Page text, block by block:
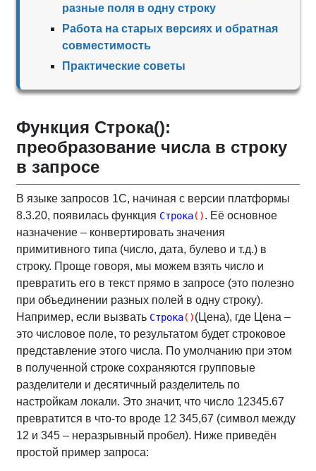
разные поля в одну строку
Работа на старых версиях и обратная
совместимость
Практические советы
Функция Строка():
преобразование числа в строку
в запросе
В языке запросов 1С, начиная с версии платформы
8.3.20, появилась функция Строка( ). Её основное
назначение – конвертировать значения
примитивного типа (число, дата, булево и т.д.) в
строку. Проще говоря, мы можем взять число и
превратить его в текст прямо в запросе (это полезно
при объединении разных полей в одну строку).
Например, если вызвать Строка( )(Цена), где Цена –
это числовое поле, то результатом будет строковое
представление этого числа. По умолчанию при этом
в полученной строке сохраняются групповые
разделители и десятичный разделитель по
настройкам локали. Это значит, что число 12345.67
превратится в что-то вроде 12 345,67 (символ между
12 и 345 – неразрывный пробел). Ниже приведён
простой пример запроса: